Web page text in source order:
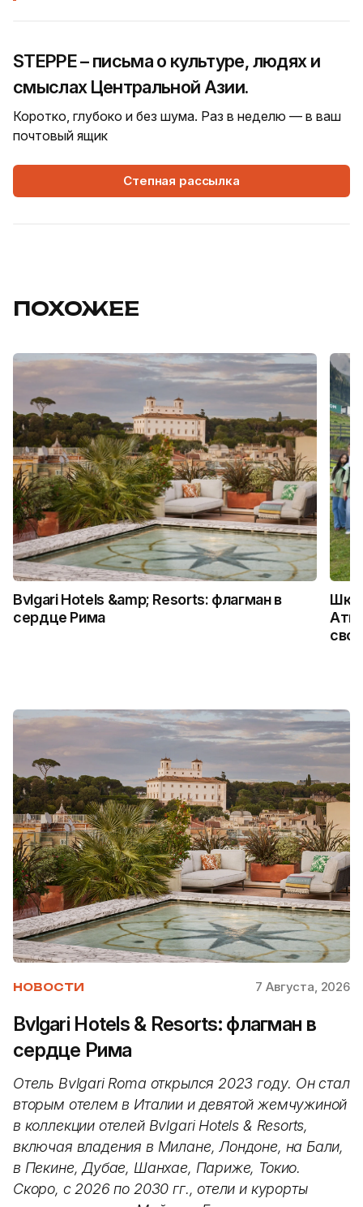
STEPPE – письма о культуре, людях и
смыслах Центральной Азии.
Коротко, глубоко и без шума. Раз в неделю — в ваш
почтовый ящик
Степная рассылка
ПОХОЖЕЕ
Bvlgari Hotels &amp; Resorts: флагман в
сердце Рима
НОВОСТИ 7 Августа, 2026
Bvlgari Hotels & Resorts: флагман в
сердце Рима
Отель Bvlgari Roma открылся 2023 году. Он стал
вторым отелем в Италии и девятой жемчужиной
в коллекции отелей Bvlgari Hotels & Resorts,
включая владения в Милане, Лондоне, на Бали,
в Пекине, Дубае, Шанхае, Париже, Токио.
Скоро, с 2026 по 2030 гг., отели и курорты